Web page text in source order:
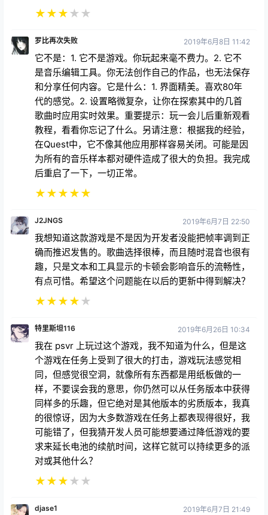
★★★★ ★
罗比再次失败 2019年6月8日 11:42
它不是：1. 它不是游戏。你玩起来毫不费力。2. 它不
是音乐编辑工具。你无法创作自己的作品，也无法保存
和分享任何内容。它是什么：1. 界面精美。喜欢80年
代的感觉。2. 设置略微复杂，让你在探索其中的几首
歌曲时应用实时效果。重要提示：玩一会儿后重新观看
教程，看看你忘记了什么。另请注意：根据我的经验，
在Quest中，它不像其他应用那样容易关闭。可能是因
为所有的音乐样本都对硬件造成了很大的负担。我完成
后重启了一下，一切正常。
★★★★★
J2JNGS 2019年6月7日 22:50
我想知道这款游戏是不是因为开发者没能把帧率调到正
确而推迟发售的。歌曲选择很棒，而且随时混音也很有
趣，只是文本和工具显示的卡顿会影响音乐的流畅性，
有点可惜。希望这个问题能在以后的更新中得到解决？
★★★★★
特里斯坦116 2019年6月26日 10:34
我在 psvr 上玩过这个游戏，我不知道为什么，但是这
个游戏在任务上受到了很大的打击，游戏玩法感觉相
同，但感觉很空洞，就像所有东西都是用纸板做的一
样，不要误会我的意思，你仍然可以从任务版本中获得
同样多的乐趣，但它绝对是其他版本的劣质版本，我真
的很惊讶，因为大多数游戏在任务上都表现得很好，我
可能错了，但我猜开发人员可能想要通过降低游戏的要
求来延长电池的续航时间，这样它就可以持续更多的派
对或其他什么？
★★★★ ★
djase1 2019年6月7日 21:49